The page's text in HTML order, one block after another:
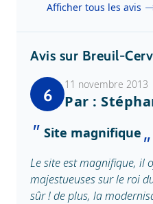
Afficher tous les avis
Avis sur Breuil-
6
11 novembre 2013
Par :
Site magnifique
Le site est magnifique, il
majestueuses sur le roi
sûr ! de plus, la